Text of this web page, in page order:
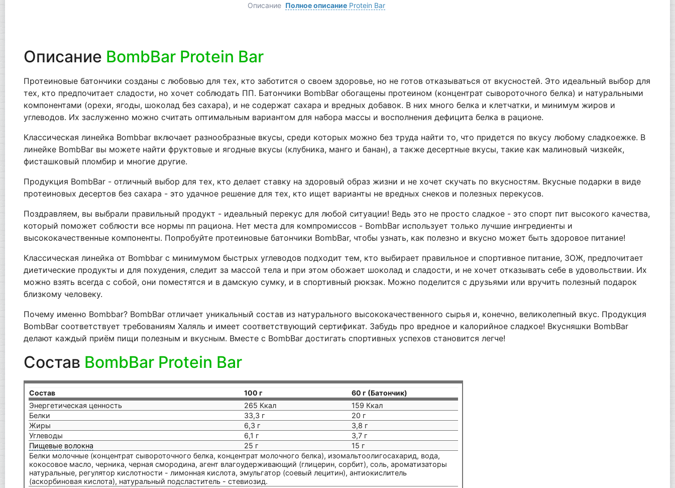
Описание Полное описаниеProtein Bar
Описание BombBar Protein Bar
Протеиновые батончики созданы с любовью для тех, кто заботится о своем здоровье, но не готов отказываться от вкусностей. Это идеальный выбор для
тех, кто предпочитает сладости, но хочет соблюдать ПП. Батончики BombBar обогащены протеином (концентрат сывороточного белка) и натуральными
компонентами (орехи, ягоды, шоколад без сахара), и не содержат сахара и вредных добавок. В них много белка и клетчатки, и минимум жиров и
углеводов. Их заслуженно можно считать оптимальным вариантом для набора массы и восполнения дефицита белка в рационе.
Классическая линейка Bombbar включает разнообразные вкусы, среди которых можно без труда найти то, что придется по вкусу любому сладкоежке. В
линейке BombBar вы можете найти фруктовые и ягодные вкусы (клубника, манго и банан), а также десертные вкусы, такие как малиновый чизкейк,
фисташковый пломбир и многие другие.
Продукция BombBar - отличный выбор для тех, кто делает ставку на здоровый образ жизни и не хочет скучать по вкусностям. Вкусные подарки в виде
протеиновых десертов без сахара - это удачное решение для тех, кто ищет варианты не вредных снеков и полезных перекусов.
Поздравляем, вы выбрали правильный продукт - идеальный перекус для любой ситуации! Ведь это не просто сладкое - это спорт пит высокого качества,
который поможет соблюсти все нормы пп рациона. Нет места для компромиссов - BombBar использует только лучшие ингредиенты и
высококачественные компоненты. Попробуйте протеиновые батончики BombBar, чтобы узнать, как полезно и вкусно может быть здоровое питание!
Классическая линейка от Bombbar с минимумом быстрых углеводов подходит тем, кто выбирает правильное и спортивное питание, ЗОЖ, предпочитает
диетические продукты и для похудения, следит за массой тела и при этом обожает шоколад и сладости, и не хочет отказывать себе в удовольствии. Их
можно взять всегда с собой, они поместятся и в дамскую сумку, и в спортивный рюкзак. Можно поделится с друзьями или вручить полезный подарок
близкому человеку.
Почему именно Bombbar? BombBar отличает уникальный состав из натурального высококачественного сырья и, конечно, великолепный вкус. Продукция
BombBar соответствует требованиям Халяль и имеет соответствующий сертификат. Забудь про вредное и калорийное сладкое! Вкусняшки BombBar
делают каждый приём пищи полезным и вкусным. Вместе с BombBar достигать спортивных успехов становится легче!
Состав BombBar Protein Bar
Состав 100 г
60 г (Батончик)
Энергетическая ценность
265 Ккал
159 Ккал
Белки
33,3 г
20 г
Жиры
6,3 г
3,8 г
Углеводы
6,1 г
3,7 г
Пищевые волокна
25 г
15 г
Белки молочные (концентрат сывороточного белка, концентрат молочного белка), изомальтоолигосахарид, вода,
кокосовое масло, черника, черная смородина, агент влагоудерживающий (глицерин, сорбит), соль, ароматизаторы
натуральные, регулятор кислотности - лимонная кислота, эмульгатор (соевый лецитин), антиокислитель
(аскорбиновая кислота), натуральный подсластитель - стевиозид.